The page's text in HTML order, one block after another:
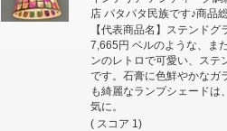
店 パタパタ民族です♪商品
【代表商品名】ステンドグ
7,665円 ベルのような、ま
ンのレトロで可愛い、ステ
です。石膏に色鮮やかなガ
も綺麗なランプシェードは
気に。
( スコア 1)